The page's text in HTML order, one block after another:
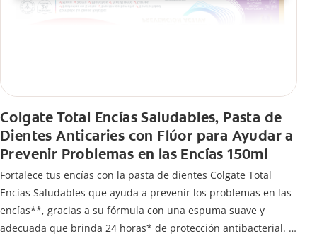
Colgate Total Encías Saludables, Pasta de
Dientes Anticaries con Flúor para Ayudar a
Prevenir Problemas en las Encías 150ml
Fortalece tus encías con la pasta de dientes Colgate Total
Encías Saludables que ayuda a prevenir los problemas en las
encías**, gracias a su fórmula con una espuma suave y
adecuada que brinda 24 horas* de protección antibacterial.